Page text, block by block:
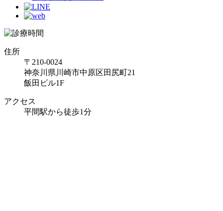
住所
〒210-0024
神奈川県川崎市中原区田尻町21
飯田ビル1F
アクセス
平間駅から徒歩1分